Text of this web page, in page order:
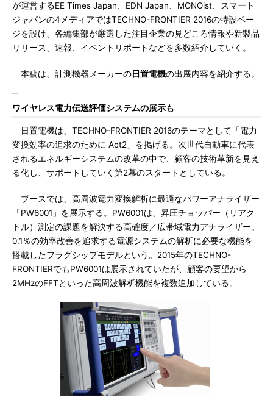
が運営するEE Times Japan、EDN Japan、MONOist、スマート
ジャパンの4メディアではTECHNO-FRONTIER 2016の特設ペー
ジを設け、各編集部が厳選した注目企業の見どころ情報や新製品
リリース、速報、イベントリポートなどを多数紹介していく。
本稿は、計測機器メーカーの日置電機の出展内容を紹介する。
ワイヤレス電力伝送評価システムの展示も
日置電機は、TECHNO-FRONTIER 2016のテーマとして「電力
変換効率の追求のために Act2」を掲げる。次世代自動車に代表
されるエネルギーシステムの改革の中で、顧客の技術革新を見え
る化し、サポートしていく第2幕のスタートとしている。
ブースでは、高周波電力変換解析に最適なパワーアナライザー
「PW6001」を展示する。PW6001は、昇圧チョッパー（リアク
トル）測定の課題を解決する高確度／広帯域電力アナライザー。
0.1％の効率改善を追求する電源システムの解析に必要な機能を
搭載したフラグシップモデルという。2015年のTECHNO-
FRONTIERでもPW6001は展示されていたが、顧客の要望から
2MHzのFFTといった高周波解析機能を複数追加している。